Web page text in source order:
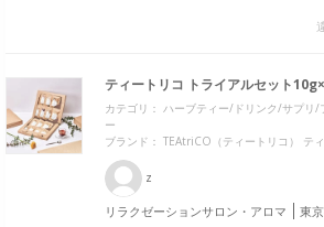
ティートリコ トライアルセット
カテゴリ： ハーブティー/ドリンク/サプリ/
ー
ブランド： TEAtriCO（ティートリコ） テ
z
リラクゼーションサロン・アロマ 東